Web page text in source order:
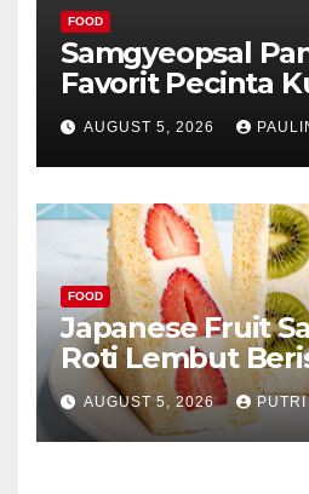
FOOD
Samgyeopsal
Favorit Pecinta
AUGUST 5, 2026
FOOD
Japanese Fruit
Roti Lembut
Segar yang
AUGUST 5, 2026